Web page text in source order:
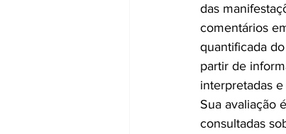
das
comentários
quantificada
partir de
interpretadas
Sua avaliação
consultadas